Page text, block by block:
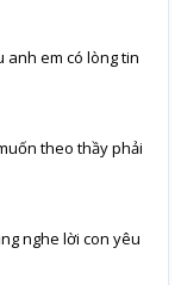
anh em có lòng tin
theo thầy phải
nghe lời con yêu